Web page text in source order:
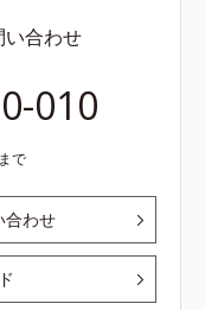
い合わせ
010
で
合わせ